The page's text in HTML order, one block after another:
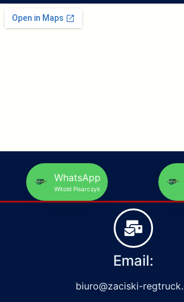
WhatsApp
Witold Pisarczyk
Email:
biuro@zaciski-